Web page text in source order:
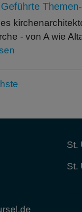
- von A wie
St.
St.